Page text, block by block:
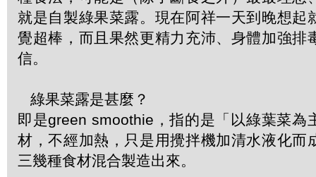
就是自製綠果菜露。現在阿祥一天到晚想起
覺超棒，而且果然更精力充沛、身體加強排
信。
綠果菜露是甚麼？
即是green smoothie，指的是「以綠葉菜為
材，不經加熱，只是用攪拌機加清水液化而
三幾種食材混合製造出來。